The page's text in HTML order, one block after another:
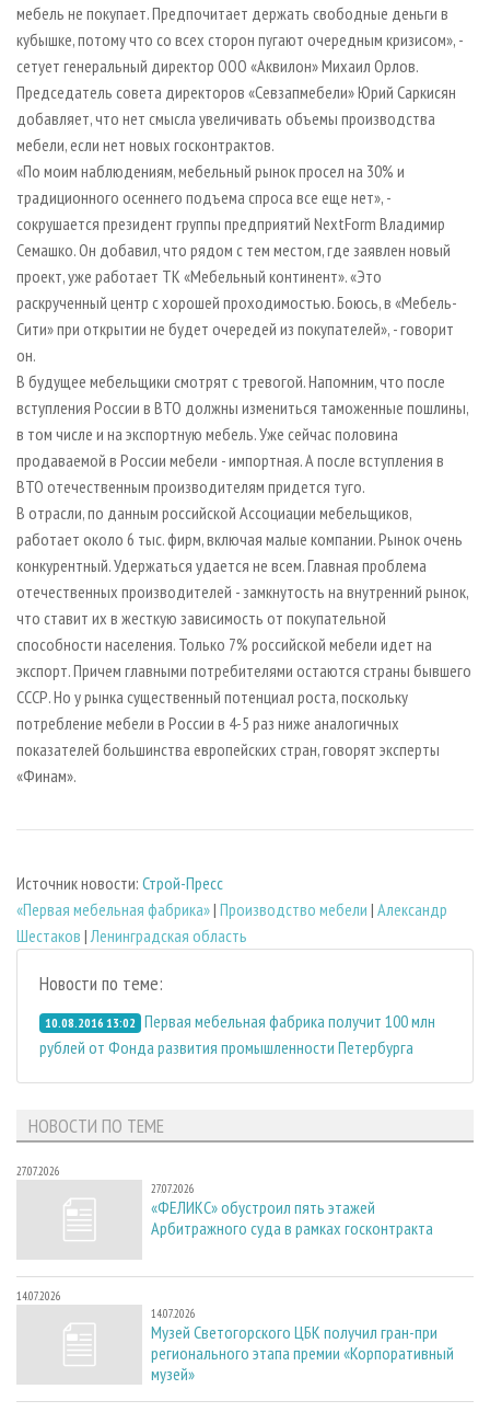
мебель не покупает. Предпочитает держать свободные деньги в
кубышке, потому что со всех сторон пугают очередным кризисом», -
сетует генеральный директор ООО «Аквилон» Михаил Орлов.
Председатель совета директоров «Севзапмебели» Юрий Саркисян
добавляет, что нет смысла увеличивать объемы производства
мебели, если нет новых госконтрактов.
«По моим наблюдениям, мебельный рынок просел на 30% и
традиционного осеннего подъема спроса все еще нет», -
сокрушается президент группы предприятий NextForm Владимир
Семашко. Он добавил, что рядом с тем местом, где заявлен новый
проект, уже работает ТК «Мебельный континент». «Это
раскрученный центр с хорошей проходимостью. Боюсь, в «Мебель-
Сити» при открытии не будет очередей из покупателей», - говорит
он.
В будущее мебельщики смотрят с тревогой. Напомним, что после
вступления России в ВТО должны измениться таможенные пошлины,
в том числе и на экспортную мебель. Уже сейчас половина
продаваемой в России мебели - импортная. А после вступления в
ВТО отечественным производителям придется туго.
В отрасли, по данным российской Ассоциации мебельщиков,
работает около 6 тыс. фирм, включая малые компании. Рынок очень
конкурентный. Удержаться удается не всем. Главная проблема
отечественных производителей - замкнутость на внутренний рынок,
что ставит их в жесткую зависимость от покупательной
способности населения. Только 7% российской мебели идет на
экспорт. Причем главными потребителями остаются страны бывшего
СССР. Но у рынка существенный потенциал роста, поскольку
потребление мебели в России в 4-5 раз ниже аналогичных
показателей большинства европейских стран, говорят эксперты
«Финам».
Источник новости: Строй-Пресс
«Первая мебельная фабрика»| Производство мебели | Александр
Шестаков |Ленинградская область
Новости по теме:
10.08.2016 13:02 Первая мебельная фабрика получит 100 млн
рублей от Фонда развития промышленности Петербурга
НОВОСТИ ПО ТЕМЕ
27.07.2026
27.07.2026
«ФЕЛИКС» обустроил пять этажей
Арбитражного суда в рамках госконтракта
14.07.2026
14.07.2026
Музей Светогорского ЦБК получил гран-при
регионального этапа премии «Корпоративный
музей»